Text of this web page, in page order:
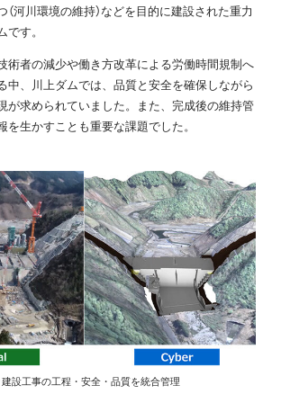
河川環境の維持）などを目的に建設された重力
す。
術者の減少や働き方改革による労働時間規制へ
中、川上ダムでは、品質と安全を確保しながら
が求められていました。また、完成後の維持管
を生かすことも重要な課題でした。
設工事の工程・安全・品質を統合管理